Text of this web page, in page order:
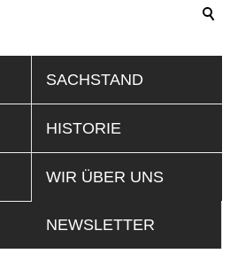
SACHSTAND
HISTORIE
WIR ÜBER UNS
NEWSLETTER